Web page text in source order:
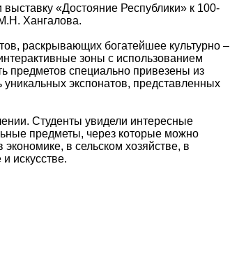
«Достояние Республики» к 100-
Хангалова.
раскрывающих богатейшее культурно –
зоны с использованием
предметов специально привезены из
экспонатов, представленных
Студенты увидели интересные
предметы, через которые можно
в сельском хозяйстве, в
искусстве.